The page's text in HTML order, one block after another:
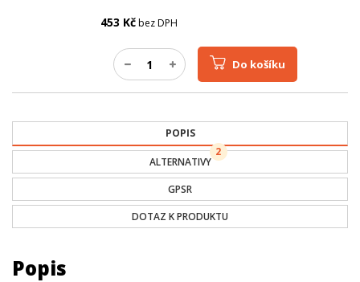
453 Kčbez DPH
Do košíku
POPIS
ALTERNATIVY
2
GPSR
DOTAZ K PRODUKTU
Popis